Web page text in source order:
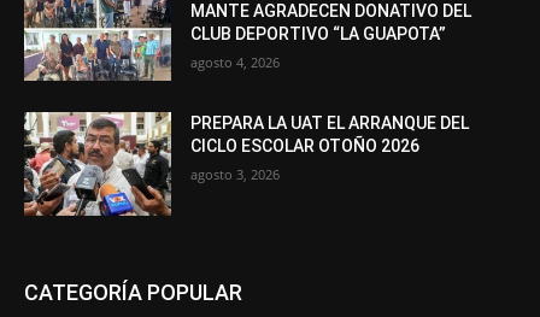
MANTE AGRADECEN DONATIVO DEL
CLUB DEPORTIVO “LA GUAPOTA”
agosto 4, 2026
PREPARA LA UAT EL ARRANQUE DEL
CICLO ESCOLAR OTOÑO 2026
agosto 3, 2026
CATEGORÍA POPULAR